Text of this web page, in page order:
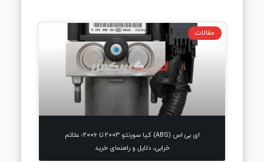
مقالات
ای بی اس (ABS) کیا سورنتو 2003 تا 2006؛ علائم
خرابی، دلایل و راهنمای خرید